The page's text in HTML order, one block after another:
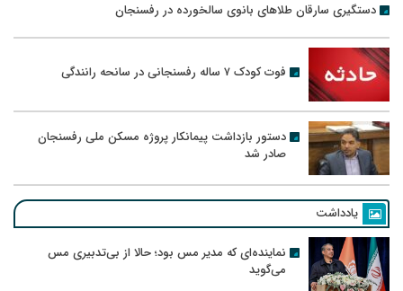
دستگیری سارقان طلاهای بانوی سالخورده در رفسنجان
فوت کودک ۷ ساله رفسنجانی در سانحه رانندگی
دستور بازداشت پیمانکار پروژه مسکن ملی رفسنجان
صادر شد
یادداشت
نماینده‌ای که مدیر مس بود؛ حالا از بی‌تدبیری مس
می‌گوید